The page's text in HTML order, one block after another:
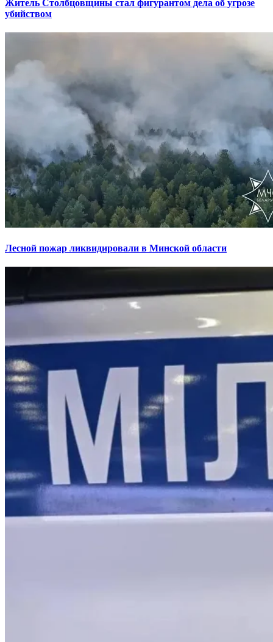
Житель Столбцовщины стал фигурантом дела об угрозе
убийством
Лесной пожар ликвидировали в Минской области